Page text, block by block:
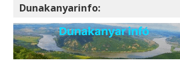
Dunakanyarinfo: